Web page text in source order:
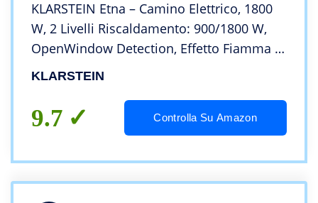
KLARSTEIN Etna – Camino Elettrico, 1800
W, 2 Livelli Riscaldamento: 900/1800 W,
OpenWindow Detection, Effetto Fiamma a
LED, Riscaldamento Attivabile, 5 Livelli di
KLARSTEIN
9.7 Controlla Su Amazon